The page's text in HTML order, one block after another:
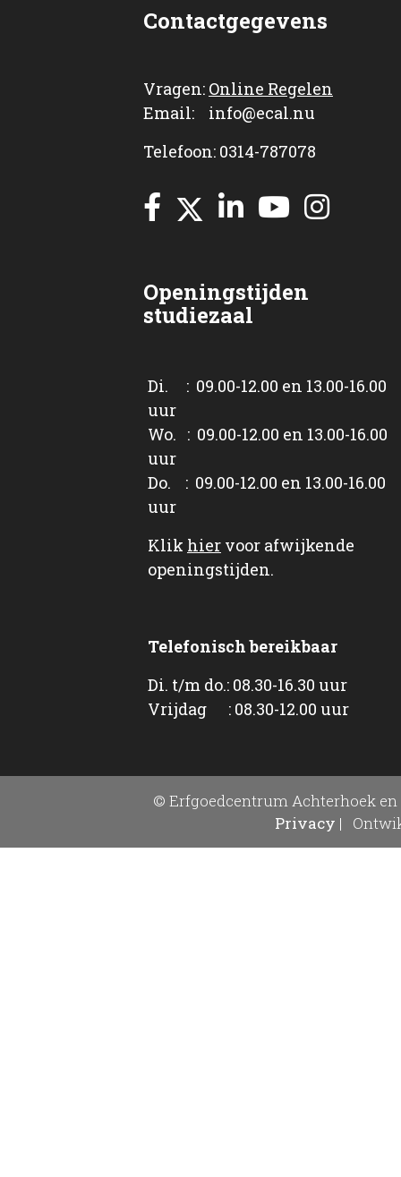
Contactgegevens
Vragen: Online Regelen
Email: info@ecal.nu
Telefoon: 0314-787078
Openingstijden
studiezaal
Di. : 09.00-12.00 en 13.00-16.00
uur
Wo. : 09.00-12.00 en 13.00-16.00
uur
Do. : 09.00-12.00 en 13.00-16.00
uur
Klik hier voor afwijkende
openingstijden.
Telefonisch bereikbaar
Di. t/m do.: 08.30-16.30 uur
Vrijdag : 08.30-12.00 uur
© Erfgoedcentrum Achterhoek en
Privacy |